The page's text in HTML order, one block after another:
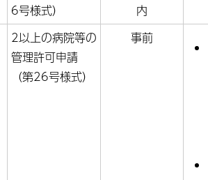
6号様式）
内
2以上の病院等の
管理許可申請
（第26号様式）
事前